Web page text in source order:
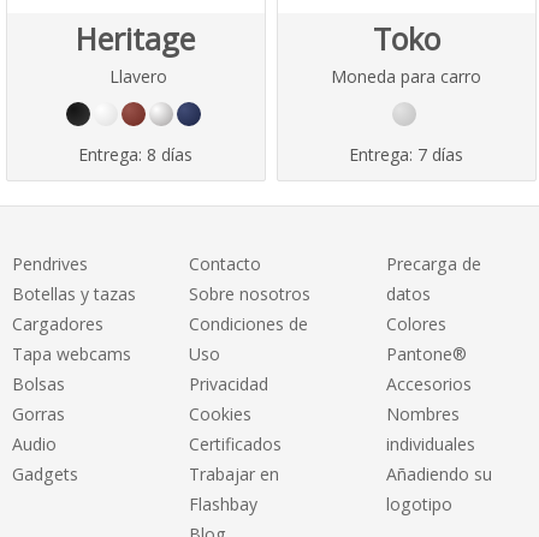
Heritage
Llavero
Entrega: 8 días
Toko
Moneda para carro
Entrega: 7 días
Pendrives
Botellas y tazas
Cargadores
Tapa webcams
Bolsas
Gorras
Audio
Gadgets
Contacto
Sobre nosotros
Condiciones de
Uso
Privacidad
Cookies
Certificados
Trabajar en
Flashbay
Precarga de
datos
Colores
Pantone®
Accesorios
Nombres
individuales
Añadiendo su
logotipo